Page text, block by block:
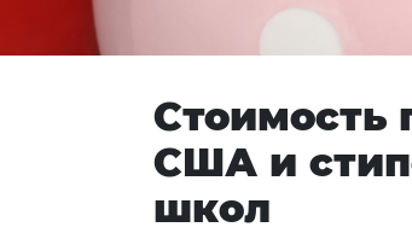
Стоимость
США и
школ